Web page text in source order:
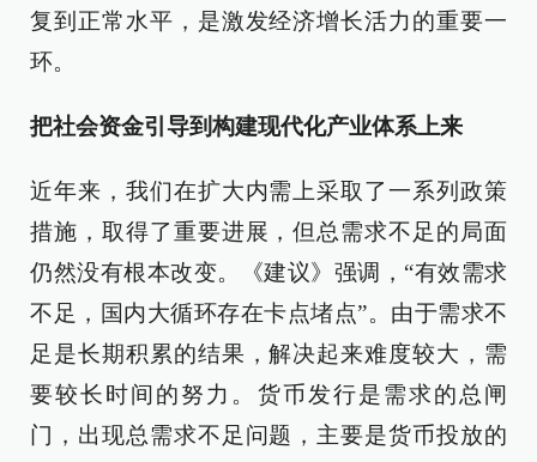
复到正常水平，是激发经济增长活力的重要一
环。
把社会资金引导到构建现代化产业体系上来
近年来，我们在扩大内需上采取了一系列政策
措施，取得了重要进展，但总需求不足的局面
仍然没有根本改变。《建议》强调，“有效需求
不足，国内大循环存在卡点堵点”。由于需求不
足是长期积累的结果，解决起来难度较大，需
要较长时间的努力。货币发行是需求的总闸
门，出现总需求不足问题，主要是货币投放的